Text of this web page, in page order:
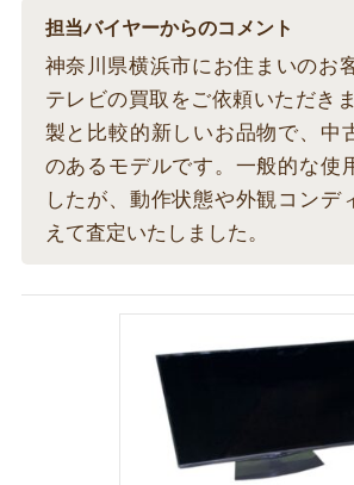
担当バイヤーからのコメント
神奈川県横浜市にお住まいのお
テレビの買取をご依頼いただき
製と比較的新しいお品物で、中
のあるモデルです。一般的な使
したが、動作状態や外観コンデ
えて査定いたしました。